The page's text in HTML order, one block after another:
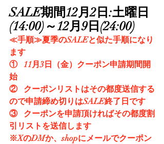
SALE期間12月2日:土曜日
(14:00)～12月9日(24:00)
≪手順≫夏季のSALEと似た手順になり
ます
①   11月3日（金）クーポン申請期間開
始
②   クーポンリストはその都度送信する
ので申請締め切りはSALE終了日です
③   クーポンを申請頂ければその都度割
引リストを送信します
※XのDMか、shopにメールでクーポン